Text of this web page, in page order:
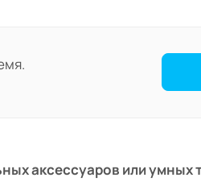
аксессуаров или умных